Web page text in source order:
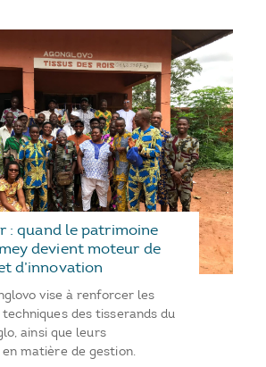
: quand le patrimoine
devient moteur de
d’innovation
vise à renforcer les
des tisserands du
ainsi que leurs
matière de gestion.